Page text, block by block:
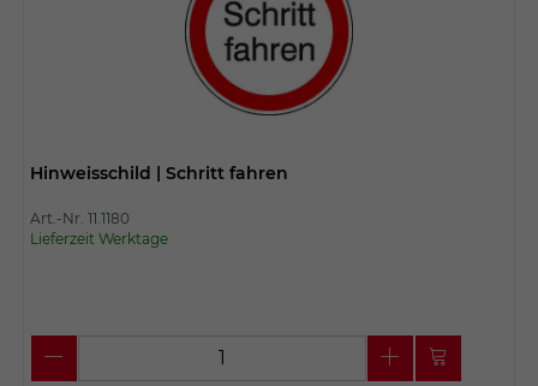
Hinweisschild | Schritt fahren
Art.-Nr. 11.1180
Lieferzeit Werktage
Wir installiert sobald sich der Nutzer an
der Webseite anmeldet. Dient zum
festhalten des Login Status.